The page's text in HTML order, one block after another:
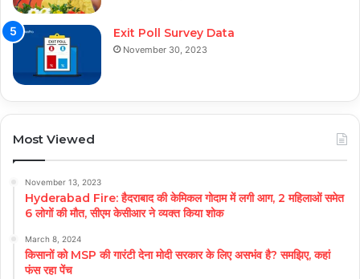
Exit Poll Survey Data
November 30, 2023
Most Viewed
November 13, 2023
Hyderabad Fire: हैदराबाद की केमिकल गोदाम में लगी आग, 2 महिलाओं समेत
6 लोगों की मौत, सीएम केसीआर ने व्यक्त किया शोक
March 8, 2024
किसानों को MSP की गारंटी देना मोदी सरकार के लिए असभंव है? समझिए, कहां
फंस रहा पेंच